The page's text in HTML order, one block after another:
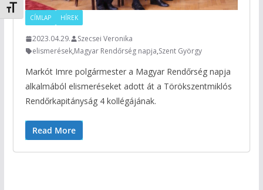
Betűméret váltása
CÍMLAP HÍREK
2023.04.29.
Szecsei Veronika
elismerések,Magyar Rendőrség napja,Szent György
Markót Imre polgármester a Magyar Rendőrség napja
alkalmából elismeréseket adott át a Törökszentmiklós
Rendőrkapitányság 4 kollégájának.
Read More